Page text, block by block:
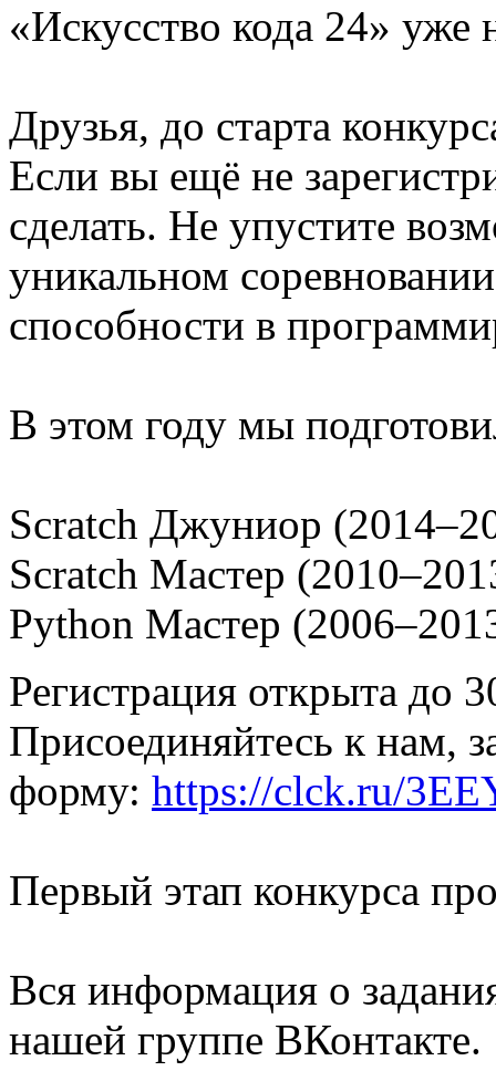
«Искусство кода 24» уже
Друзья, до старта
Если вы ещё не
сделать. Не упустите
уникальном
способности в
В этом году мы
Scratch Джуниор
Scratch Мастер
Python Мастер
Регистрация открыта до
Присоединяйтесь к нам,
форму: https://clck.ru/
Первый этап конкурса
Вся информация о
нашей группе ВКонтакте.